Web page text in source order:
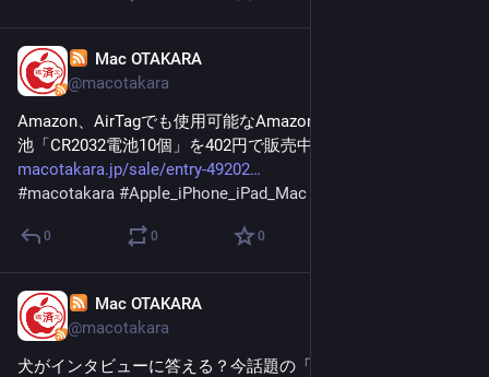
Mac OTAKARA
@macotakara
Amazon、AirTagでも使用可能なAmazonベーシックの交換電
池「CR2032電池10個」を402円で販売中
macotakara.jp/sale/entry-49202
#macotakara #Apple_iPhone_iPad_Mac
0 0 0
Mac OTAKARA
@macotakara
犬がインタビューに答える？今話題の「ペットインタビュー